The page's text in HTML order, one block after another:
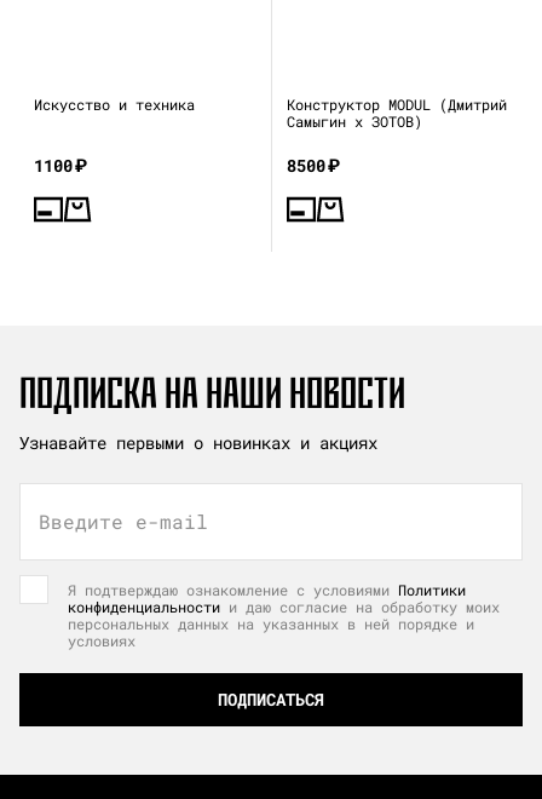
Искусство и техника
1100₽
Конструктор MODUL (Дмитрий
Самыгин x ЗОТОВ)
8500₽
ПОДПИСКА НА НАШИ НОВОСТИ
Узнавайте первыми о новинках и акциях
Введите e-mail
Я подтверждаю ознакомление с условиями Политики
конфиденциальности и даю согласие на обработку моих
персональных данных на указанных в ней порядке и
условиях
ПОДПИСАТЬСЯ